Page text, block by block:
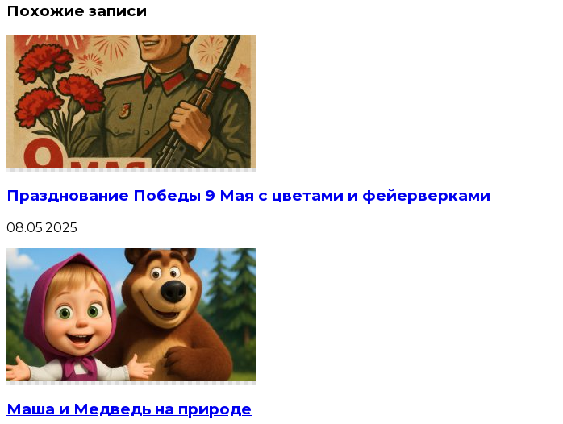
Похожие записи
Празднование Победы 9 Мая с цветами и фейерверками
08.05.2025
Маша и Медведь на природе